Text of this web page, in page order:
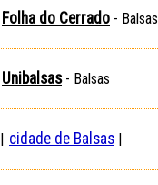
Folha do Cerrado - Balsas
Unibalsas- Balsas
| cidade de Balsas |